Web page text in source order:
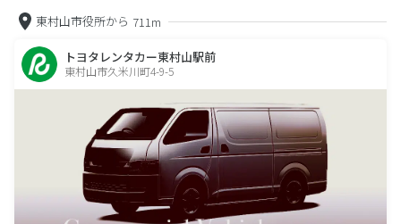
東村山市役所から 711m
トヨタレンタカー東村山駅前
東村山市久米川町4-9-5